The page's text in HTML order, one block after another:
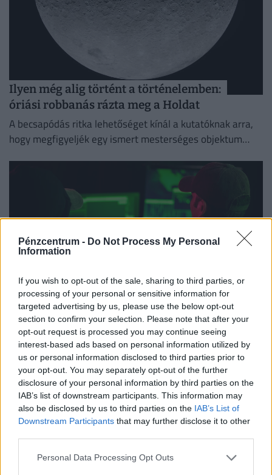
Pénzcentrum - Do Not Process My Personal
Information
If you wish to opt-out of the sale, sharing to third parties, or
processing of your personal or sensitive information for
targeted advertising by us, please use the below opt-out
section to confirm your selection. Please note that after your
opt-out request is processed you may continue seeing
interest-based ads based on personal information utilized by
us or personal information disclosed to third parties prior to
your opt-out. You may separately opt-out of the further
disclosure of your personal information by third parties on the
IAB’s list of downstream participants. This information may
also be disclosed by us to third parties on the IAB’s List of
Downstream Participants that may further disclose it to other
Personal Data Processing Opt Outs
Ilyen még alig történt a történelemben:
óriási robbanás rázta meg a Holdat
A becsapódás ritka lehetőséget kínál a kutatóknak arra,
hogy megfigyeljék egy ismert mesterséges objektum
Újabb aljas telefonos csaló bukott le:
nyomozónak adta ki magát, most így
próbálják a pénzedet lehúzni
A megfélemlítéssel és körözéssel fenyegetőző hívó végül
lebukott, amikor a kiszemelt áldozat felismerte a jól
ismert átverési taktikát, és szembesítette vele az
elkövetőt.